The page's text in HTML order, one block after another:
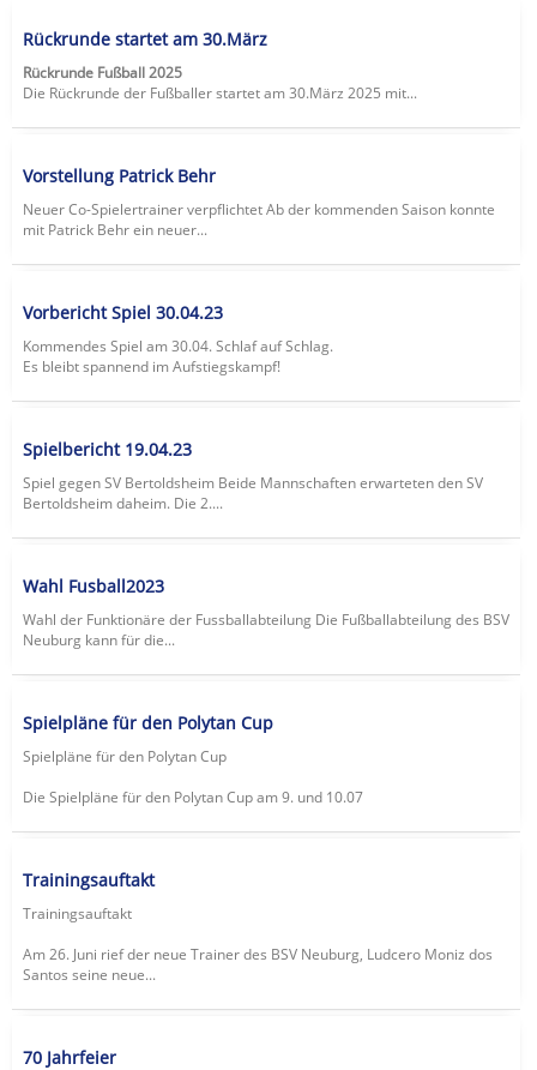
Rückrunde startet am 30.März
Rückrunde Fußball 2025
Die Rückrunde der Fußballer startet am 30.März 2025 mit...
Vorstellung Patrick Behr
Neuer Co-Spielertrainer verpflichtet Ab der kommenden Saison konnte
mit Patrick Behr ein neuer...
Vorbericht Spiel 30.04.23
Kommendes Spiel am 30.04. Schlaf auf Schlag.
Es bleibt spannend im Aufstiegskampf!
Spielbericht 19.04.23
Spiel gegen SV Bertoldsheim Beide Mannschaften erwarteten den SV
Bertoldsheim daheim. Die 2....
Wahl Fusball2023
Wahl der Funktionäre der Fussballabteilung Die Fußballabteilung des BSV
Neuburg kann für die...
Spielpläne für den Polytan Cup
Spielpläne für den Polytan Cup
Die Spielpläne für den Polytan Cup am 9. und 10.07
Trainingsauftakt
Trainingsauftakt
Am 26. Juni rief der neue Trainer des BSV Neuburg, Ludcero Moniz dos
Santos seine neue...
70 Jahrfeier